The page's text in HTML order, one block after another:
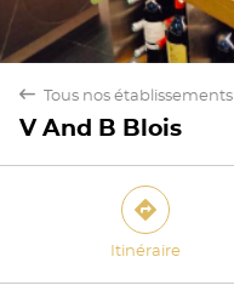
back Tous nos établissements
V And B Blois
Oui Non
direction
Itinéraire